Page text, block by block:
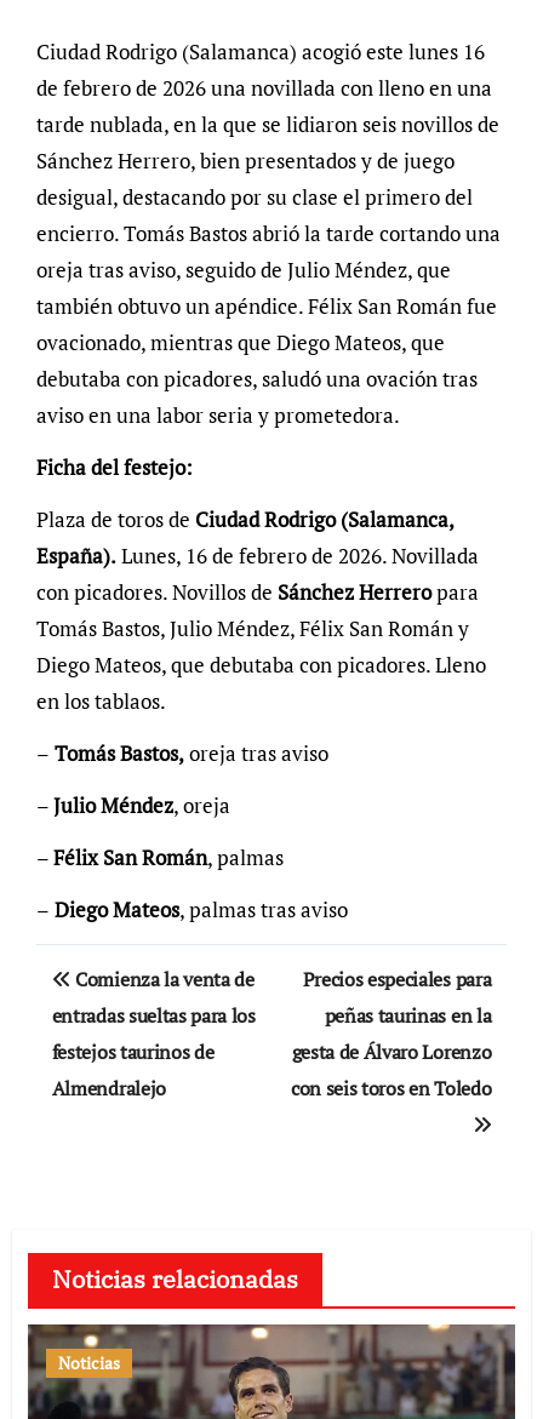
Ciudad Rodrigo (Salamanca) acogió este lunes 16
de febrero de 2026 una novillada con lleno en una
tarde nublada, en la que se lidiaron seis novillos de
Sánchez Herrero, bien presentados y de juego
desigual, destacando por su clase el primero del
encierro. Tomás Bastos abrió la tarde cortando una
oreja tras aviso, seguido de Julio Méndez, que
también obtuvo un apéndice. Félix San Román fue
ovacionado, mientras que Diego Mateos, que
debutaba con picadores, saludó una ovación tras
aviso en una labor seria y prometedora.
Ficha del festejo:
Plaza de toros de Ciudad Rodrigo (Salamanca,
España).Lunes, 16 de febrero de 2026. Novillada
con picadores. Novillos de Sánchez Herreropara
Tomás Bastos, Julio Méndez, Félix San Román y
Diego Mateos, que debutaba con picadores. Lleno
en los tablaos.
– Tomás Bastos,oreja tras aviso
–Julio Méndez, oreja
–Félix San Román, palmas
– Diego Mateos, palmas tras aviso
Navegación
de
entradas
Comienza la venta de
entradas sueltas para los
festejos taurinos de
Almendralejo
Precios especiales para
peñas taurinas en la
gesta de Álvaro Lorenzo
con seis toros en Toledo
Noticias relacionadas
Noticias